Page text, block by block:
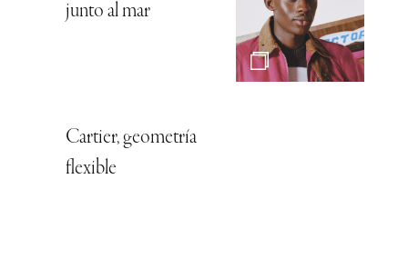
junto al mar
Cartier, geometría
flexible